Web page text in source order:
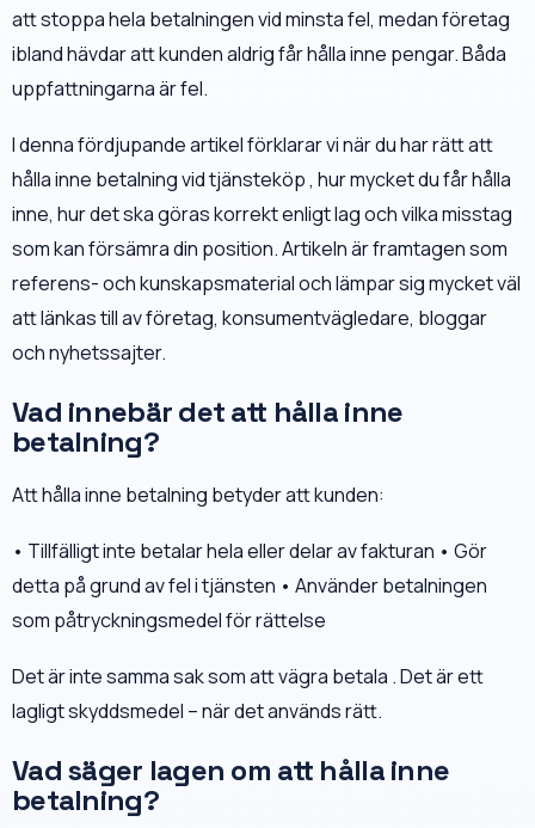
att stoppa hela betalningen vid minsta fel, medan företag
ibland hävdar att kunden aldrig får hålla inne pengar. Båda
uppfattningarna är fel.
I denna fördjupande artikel förklarar vi när du har rätt att
hålla inne betalning vid tjänsteköp , hur mycket du får hålla
inne, hur det ska göras korrekt enligt lag och vilka misstag
som kan försämra din position. Artikeln är framtagen som
referens- och kunskapsmaterial och lämpar sig mycket väl
att länkas till av företag, konsumentvägledare, bloggar
och nyhetssajter.
Vad innebär det att hålla inne
betalning?
Att hålla inne betalning betyder att kunden:
• Tillfälligt inte betalar hela eller delar av fakturan • Gör
detta på grund av fel i tjänsten • Använder betalningen
som påtryckningsmedel för rättelse
Det är inte samma sak som att vägra betala . Det är ett
lagligt skyddsmedel – när det används rätt.
Vad säger lagen om att hålla inne
betalning?